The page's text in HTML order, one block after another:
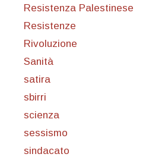
Resistenza Palestinese
Resistenze
Rivoluzione
Sanità
satira
sbirri
scienza
sessismo
sindacato